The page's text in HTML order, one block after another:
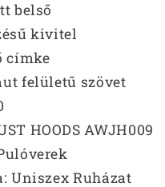
belső
kivitel
címke
felületű szövet
HOODS AWJH009
Uniszex Ruházat